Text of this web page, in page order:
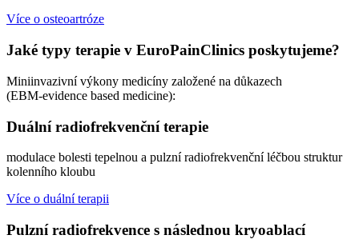
Více o osteoartróze
Jaké typy terapie v EuroPainClinics poskytujeme?
Miniinvazivní výkony medicíny založené na důkazech
(EBM-evidence based medicine):
Duální radiofrekvenční terapie
modulace bolesti tepelnou a pulzní radiofrekvenční léčbou struktur
kolenního kloubu
Více o duální terapii
Pulzní radiofrekvence s následnou kryoablací